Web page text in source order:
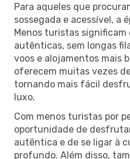
Para aqueles que
sossegada e acessível, a
Menos turistas significam
autênticas, sem longas
voos e alojamentos mais
oferecem muitas vezes
tornando mais fácil
luxo.
Com menos turistas por
oportunidade de
autêntica e de se ligar à
profundo. Além disso,